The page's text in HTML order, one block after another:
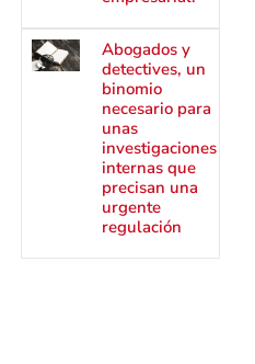
Abogados y
detectives, un
binomio
necesario para
unas
investigaciones
internas que
precisan una
urgente
regulación